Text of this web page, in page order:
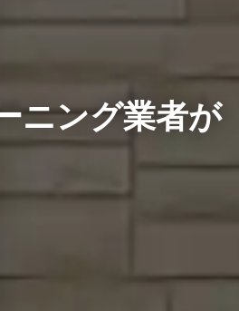
ニング業者が